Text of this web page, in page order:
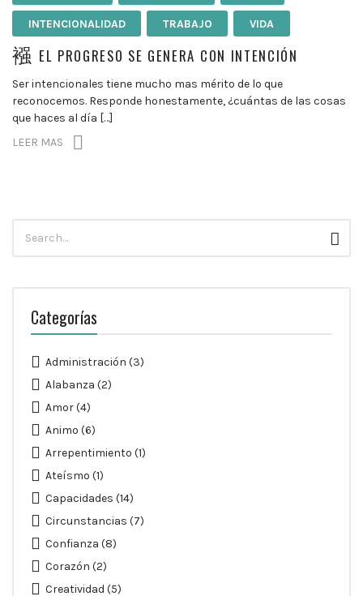
INTENCIONALIDAD TRABAJO VIDA
EL PROGRESO SE GENERA CON INTENCIÓN
Ser intencionales tiene mucho mas mérito de lo que
reconocemos. Responde honestamente, ¿cuántas de las cosas
que haces al día […]
LEER MAS
para:
Categorías
Administración (3)
Alabanza (2)
Amor(4)
Animo (6)
Arrepentimiento (1)
Ateísmo (1)
Capacidades (14)
Circunstancias (7)
Confianza (8)
Corazón (2)
Creatividad (5)